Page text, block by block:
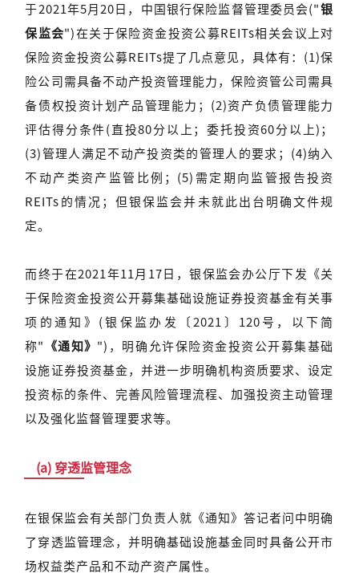
于2021年5月20日，中国银行保险监督管理委员会(" 银
保监会")在关于保险资金投资公募REITs相关会议上对
保险资金投资公募REITs提了几点意见，具体有：(1)保
险公司需具备不动产投资管理能力，保险资管公司需具
备债权投资计划产品管理能力；(2)资产负债管理能力
评估得分条件(直投80分以上；委托投资60分以上)；
(3)管理人满足不动产投资类的管理人的要求；(4)纳入
不动产类资产监管比例；(5)需定期向监管报告投资
REITs的情况；但银保监会并未就此出台明确文件规
定。
而终于在2021年11月17日，银保监会办公厅下发《关
于保险资金投资公开募集基础设施证券投资基金有关事
项的通知》(银保监办发〔2021〕120号，以下简
称"
《通知》 ")，明确允许保险资金投资公开募集基础
设施证券投资基金，并进一步明确机构资质要求、设定
投资标的条件、完善风险管理流程、加强投资主动管理
以及强化监督管理要求等。
(a) 穿透监管理念
在银保监会有关部门负责人就《通知》答记者问中明确
了穿透监管理念，并明确基础设施基金同时具备公开市
场权益类产品和不动产资产属性。